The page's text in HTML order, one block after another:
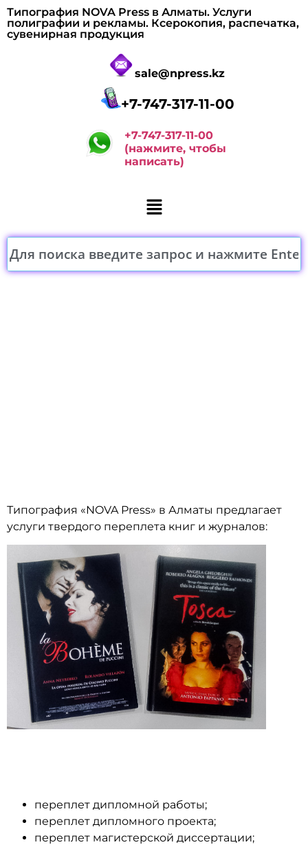
Типография NOVA Press в Алматы. Услуги
полиграфии и рекламы. Ксерокопия, распечатка,
сувенирная продукция
sale@npress.kz
+7-747-317-11-00
+7-747-317-11-00
(нажмите, чтобы
написать)
Типография «NOVA Press» в Алматы предлагает
услуги твердого переплета книг и журналов:
переплет дипломной работы;
переплет дипломного проекта;
переплет магистерской диссертации;